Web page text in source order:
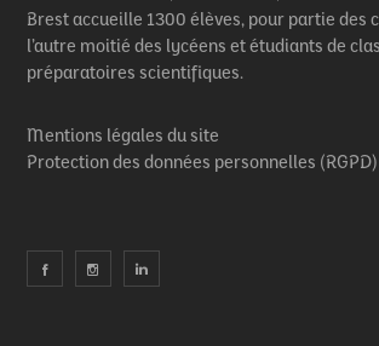
Brest accueille 1300 élèves, pour partie des
l’autre moitié des lycéens et étudiants de
préparatoires scientifiques.
Mentions légales du site
Protection des données personnelles (RGPD)